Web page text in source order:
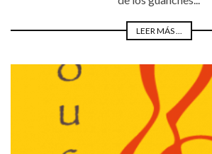
LEER MÁS ...